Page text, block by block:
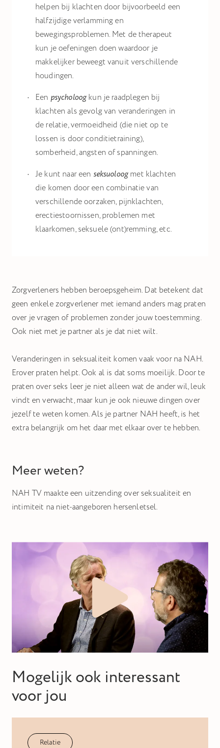
helpen bij klachten door bijvoorbeeld een
halfzijdige verlamming en
bewegingsproblemen. Met de therapeut
kun je oefeningen doen waardoor je
makkelijker beweegt vanuit verschillende
houdingen.
Een psycholoogkun je raadplegen bij
klachten als gevolg van veranderingen in
de relatie, vermoeidheid (die niet op te
lossen is door conditietraining),
somberheid, angsten of spanningen.
Je kunt naar een seksuoloogmet klachten
die komen door een combinatie van
verschillende oorzaken, pijnklachten,
erectiestoornissen, problemen met
klaarkomen, seksuele (ont)remming, etc.
Zorgverleners hebben beroepsgeheim. Dat betekent dat
geen enkele zorgverlener met iemand anders mag praten
over je vragen of problemen zonder jouw toestemming.
Ook niet met je partner als je dat niet wilt.
Veranderingen in seksualiteit komen vaak voor na NAH.
Erover praten helpt. Ook al is dat soms moeilijk. Door te
praten over seks leer je niet alleen wat de ander wil, leuk
vindt en verwacht, maar kun je ook nieuwe dingen over
jezelf te weten komen. Als je partner NAH heeft, is het
extra belangrijk om het daar met elkaar over te hebben.
Meer weten?
NAH TV maakte een uitzending over seksualiteit en
intimiteit na niet-aangeboren hersenletsel.
Mogelijk ook interessant
voor jou
Relatie